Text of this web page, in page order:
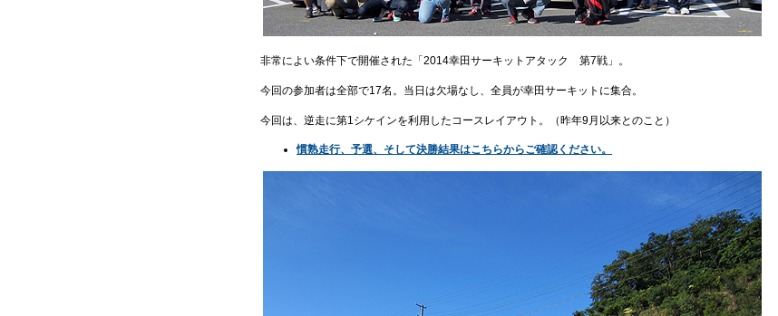
非常によい条件下で開催された「2014幸田サーキットアタック 第7戦」。
今回の参加者は全部で17名。当日は欠場なし、全員が幸田サーキットに集合。
今回は、逆走に第1シケインを利用したコースレイアウト。（昨年9月以来とのこと）
慣熟走行、予選、そして決勝結果はこちらからご確認ください。